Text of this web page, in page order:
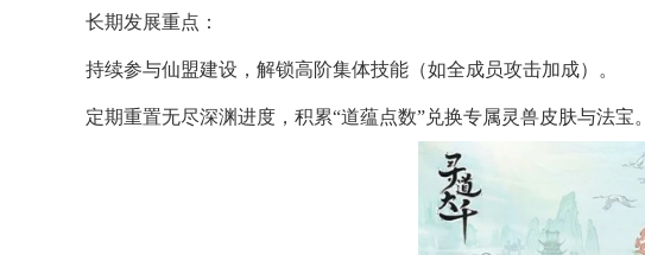
​​长期发展重点​​：
持续参与仙盟建设，解锁高阶集体技能（如全成员攻击加成）。
定期重置无尽深渊进度，积累“道蕴点数”兑换专属灵兽皮肤与法宝。